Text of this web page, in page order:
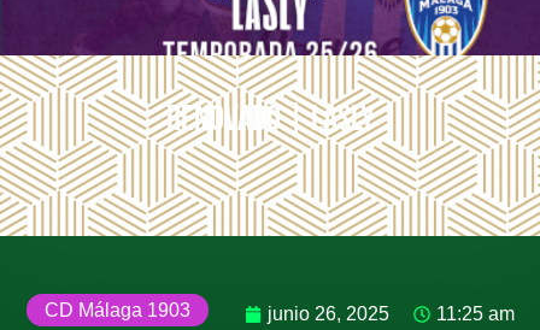
RENOVADO | Lasly
CD Málaga 1903 junio 26, 2025 11:25 am